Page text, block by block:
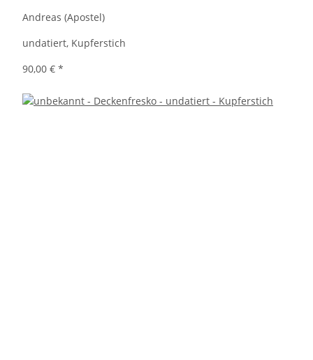
Andreas (Apostel)
undatiert, Kupferstich
90,00 € *